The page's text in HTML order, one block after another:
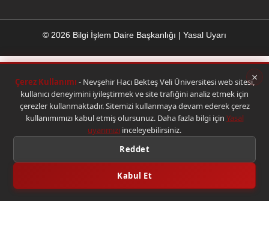
×
Çerez Kullanımı - Nevşehir Hacı Bekteş Veli Üniversitesi web sitesi,
kullanıcı deneyimini iyileştirmek ve site trafiğini analiz etmek için
çerezler kullanmaktadır. Sitemizi kullanmaya devam ederek çerez
kullanımımızı kabul etmiş olursunuz. Daha fazla bilgi için Yasal
uyarımızı inceleyebilirsiniz.
Reddet
Kabul Et
© 2026 Bilgi İşlem Daire Başkanlığı | Yasal Uyarı